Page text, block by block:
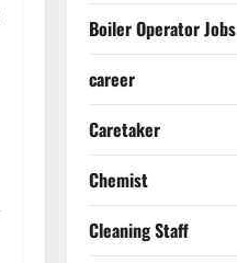
Boiler Operator Jobs
career
Caretaker
Chemist
Cleaning Staff